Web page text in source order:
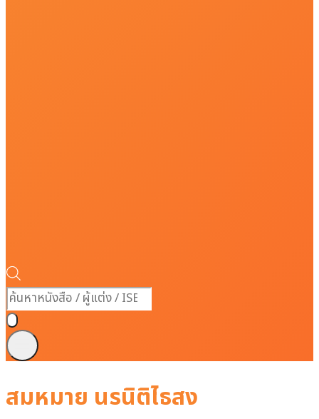
Products
search
สมหมาย นรนิติไธสง